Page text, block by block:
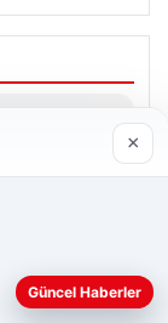
çerezler
×
Güncel Haberler